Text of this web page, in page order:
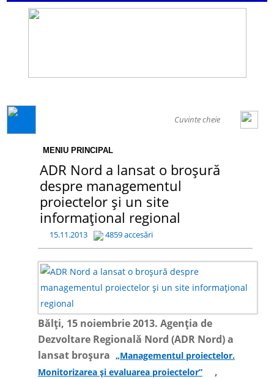
MENIU PRINCIPAL
ADR Nord a lansat o broșură
despre managementul
proiectelor și un site
informațional regional
15.11.2013 4859 accesări
Bălți, 15 noiembrie 2013. Agenția de
Dezvoltare Regională Nord (ADR Nord) a
lansat broșura „Managementul proiectelor.
Monitorizarea și evaluarea proiectelor”
,